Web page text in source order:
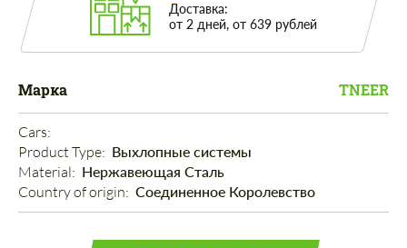
Доставка:
от 2 дней, от 639 рублей
Марка TNEER
Cars:
Product Type: Выхлопные системы
Material: Нержавеющая Сталь
Country of origin: Соединенное Королевство